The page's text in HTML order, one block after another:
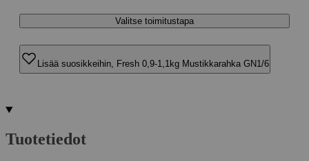
Valitse toimitustapa
Lisää suosikkeihin, Fresh 0,9-1,1kg Mustikkarahka GN1/6
Tuotetiedot